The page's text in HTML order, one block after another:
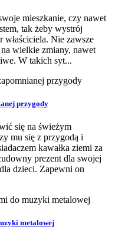
mieszkanie, czy nawet
tak żeby wystrój
właściciela. Nie zawsze
wielkie zmiany, nawet
W takich syt...
przygody
się na świeżym
mu się z przygodą i
kawałka ziemi za
prezent dla swojej
dzieci. Zapewni on
metalowej